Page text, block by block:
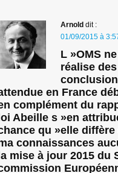
Arnold dit :
01/09/2015 à
L »OMS
réalise
en France
complément du
loi Abeille s »en
qu »elle
connaissances
la mise à jour 2015 du